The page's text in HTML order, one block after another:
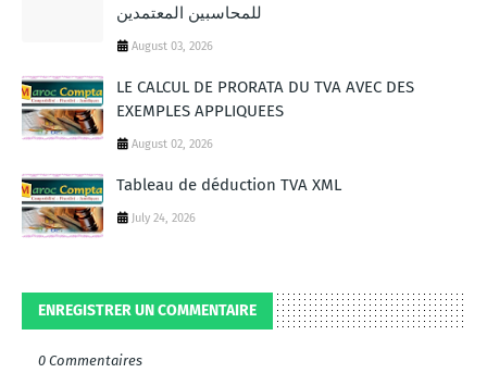
للمحاسبين المعتمدين
August 03, 2026
LE CALCUL DE PRORATA DU TVA AVEC DES
EXEMPLES APPLIQUEES
August 02, 2026
Tableau de déduction TVA XML
July 24, 2026
ENREGISTRER UN COMMENTAIRE
0 Commentaires